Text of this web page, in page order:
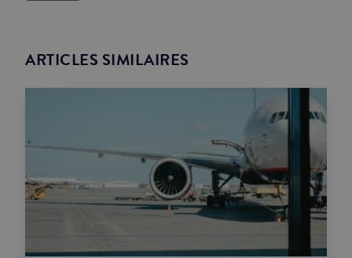
ARTICLES SIMILAIRES